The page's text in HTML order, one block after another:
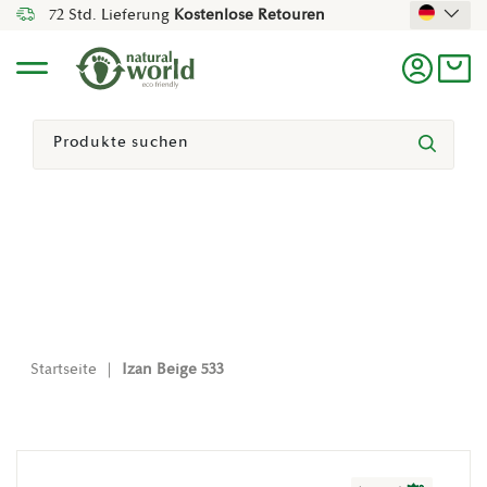
72 Std. Lieferung Kostenlose Retouren
Menü
Suchen
Suchen
Startseite | Izan Beige 533